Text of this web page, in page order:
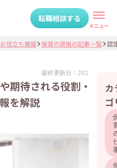
転職相談する
メニュー
カ
ゴ
役立ち情報 保育の資格の記事一覧 認
最終更新日： 2026.06.04
期待される役割・受
を解説